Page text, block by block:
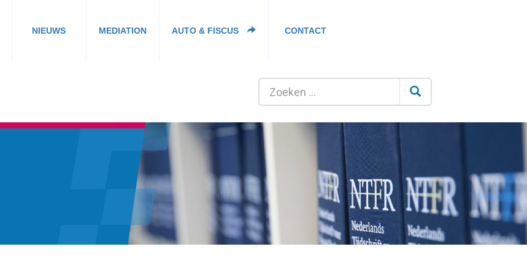
NIEUWS MEDIATION AUTO & FISCUS CONTACT